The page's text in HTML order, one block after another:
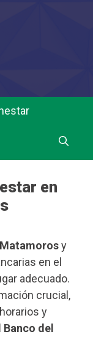
en
y
en el
adecuado.
crucial,
y
Banco del